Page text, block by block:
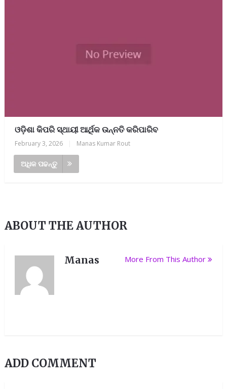
ଓଡ଼ିଶା କିପରି ସ୍ଥାୟୀ ଆର୍ଥିକ ଉନ୍ନତି କରିପାରିବ
February 3, 2026 Manas Kumar Rout
ଅଧିକ ପଢନ୍ତୁ
ABOUT THE AUTHOR
Manas More From This Author
ADD COMMENT